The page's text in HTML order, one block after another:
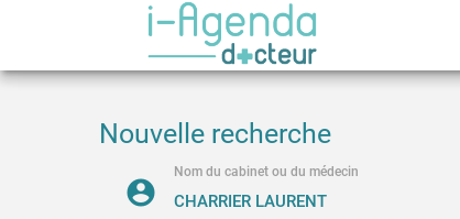
Nouvelle recherche
account_circle
Nom du cabinet ou du médecin